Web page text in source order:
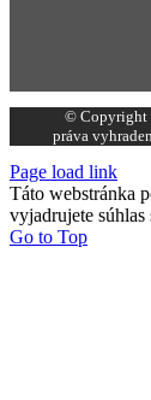
© Copyright
práva
Page load link
Táto webstránka
vyjadrujete
Go to Top